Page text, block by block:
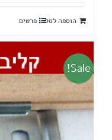
היה:
50 ₪.
הוא:
33 ₪.
הוספה לסל פרטים
Sale!